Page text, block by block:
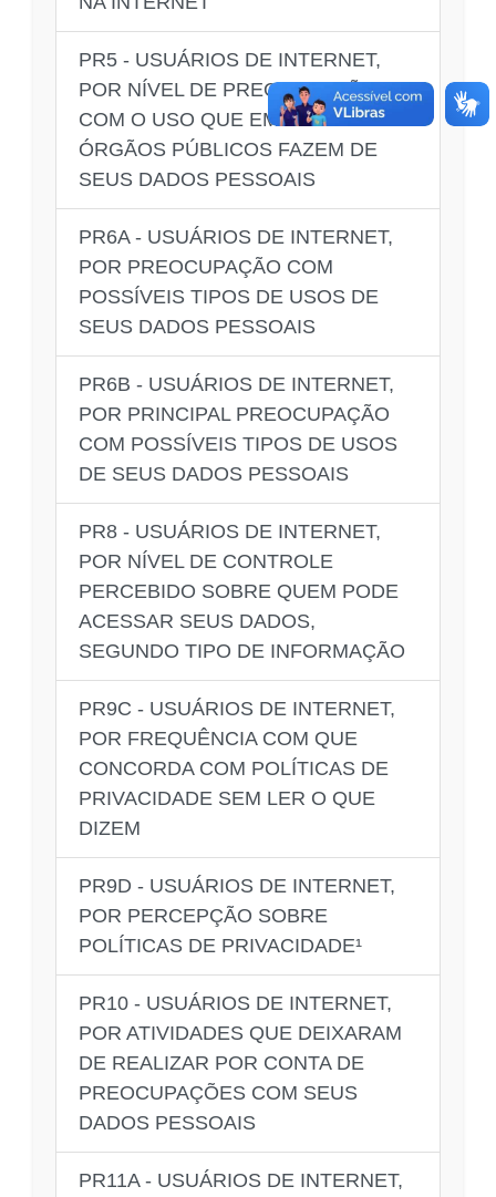
PR5 - USUÁRIOS DE INTERNET,
POR NÍVEL DE PREOCUPAÇÃO
COM O USO QUE EMPRESAS E
ÓRGÃOS PÚBLICOS FAZEM DE
SEUS DADOS PESSOAIS
PR6A - USUÁRIOS DE INTERNET,
POR PREOCUPAÇÃO COM
POSSÍVEIS TIPOS DE USOS DE
SEUS DADOS PESSOAIS
PR6B - USUÁRIOS DE INTERNET,
POR PRINCIPAL PREOCUPAÇÃO
COM POSSÍVEIS TIPOS DE USOS
DE SEUS DADOS PESSOAIS
PR8 - USUÁRIOS DE INTERNET,
POR NÍVEL DE CONTROLE
PERCEBIDO SOBRE QUEM PODE
ACESSAR SEUS DADOS,
SEGUNDO TIPO DE INFORMAÇÃO
PR9C - USUÁRIOS DE INTERNET,
POR FREQUÊNCIA COM QUE
CONCORDA COM POLÍTICAS DE
PRIVACIDADE SEM LER O QUE
DIZEM
PR9D - USUÁRIOS DE INTERNET,
POR PERCEPÇÃO SOBRE
POLÍTICAS DE PRIVACIDADE¹
PR10 - USUÁRIOS DE INTERNET,
POR ATIVIDADES QUE DEIXARAM
DE REALIZAR POR CONTA DE
PREOCUPAÇÕES COM SEUS
DADOS PESSOAIS
PR11A - USUÁRIOS DE INTERNET,